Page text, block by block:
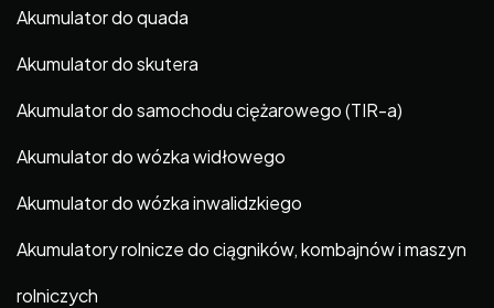
Akumulator do quada
Akumulator do skutera
Akumulator do samochodu ciężarowego (TIR-a)
Akumulator do wózka widłowego
Akumulator do wózka inwalidzkiego
Akumulatory rolnicze do ciągników, kombajnów i maszyn
rolniczych